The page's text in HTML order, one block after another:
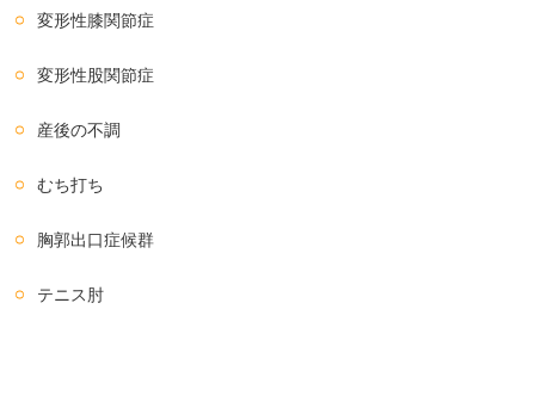
変形性膝関節症
変形性股関節症
産後の不調
むち打ち
胸郭出口症候群
テニス肘